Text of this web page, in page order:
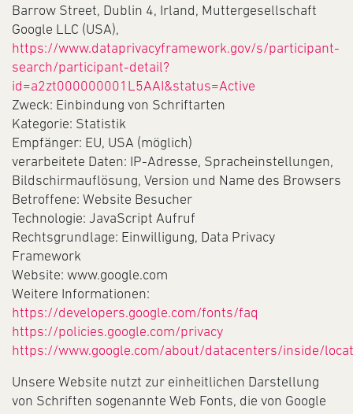
Barrow Street, Dublin 4, Irland, Muttergesellschaft
Google LLC (USA),
https://www.dataprivacyframework.gov/s/participant-
search/participant-detail?
id=a2zt000000001L5AAI&status=Active
Zweck: Einbindung von Schriftarten
Kategorie: Statistik
Empfänger: EU, USA (möglich)
verarbeitete Daten: IP-Adresse, Spracheinstellungen,
Bildschirmauflösung, Version und Name des Browsers
Betroffene: Website Besucher
Technologie: JavaScript Aufruf
Rechtsgrundlage: Einwilligung, Data Privacy
Framework
Website: www.google.com
Weitere Informationen:
https://developers.google.com/fonts/faq
https://policies.google.com/privacy
https://www.google.com/about/datacenters/inside/
Unsere Website nutzt zur einheitlichen Darstellung
von Schriften sogenannte Web Fonts, die von Google